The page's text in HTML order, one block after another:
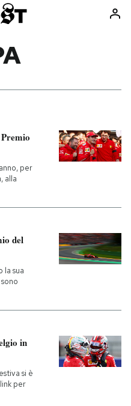
Consumismi
Ok Boomer!
Mondiali calcio 2026
per
alla
del
la sua
in
si è
per